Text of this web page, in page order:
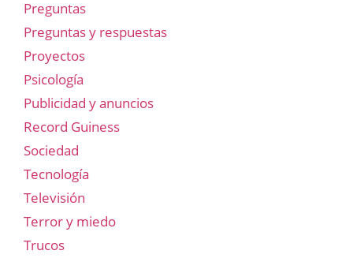
Preguntas
Preguntas y respuestas
Proyectos
Psicología
Publicidad y anuncios
Record Guiness
Sociedad
Tecnología
Televisión
Terror y miedo
Trucos